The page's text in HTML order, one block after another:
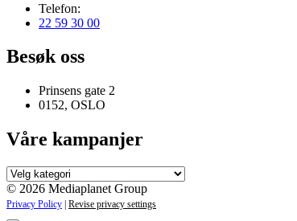
Telefon:
22 59 30 00
Besøk oss
Prinsens gate 2
0152, OSLO
Våre kampanjer
Våre
kampanjer
© 2026 Mediaplanet Group
Privacy Policy Revise privacy settings